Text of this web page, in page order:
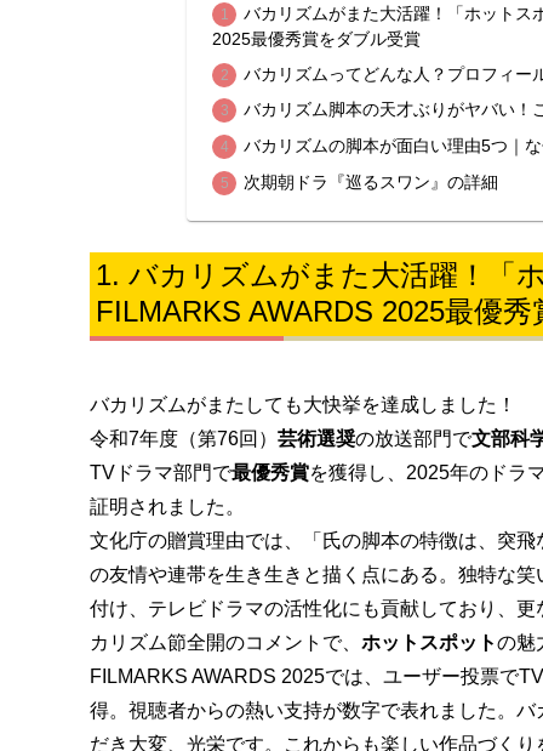
バカリズムがまた大活躍！「ホットス
2025最優秀賞をダブル受賞
バカリズムってどんな人？プロフィー
バカリズム脚本の天才ぶりがヤバい！
バカリズムの脚本が面白い理由5つ｜
次期朝ドラ『巡るスワン』の詳細
バカリズムがまた大活躍！「
FILMARKS AWARDS 2025最優
バカリズムがまたしても大快挙を達成しました！
令和7年度（第76回） 芸術選奨の放送部門で文部科
TVドラマ部門で最優秀賞を獲得し、2025年のドラ
証明されました。
文化庁の贈賞理由では、「氏の脚本の特徴は、突
の友情や連帯を生き生きと描く点にある。独特な
付け、テレビドラマの活性化にも貢献しており、
カリズム節全開のコメントで、 ホットスポットの魅
FILMARKS AWARDS 2025では、ユーザー投票で
得。視聴者からの熱い支持が数字で表れました。
だき大変、光栄です。これからも楽しい作品づく